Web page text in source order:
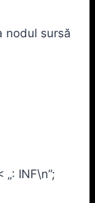
nodul sursă
INF\n”;